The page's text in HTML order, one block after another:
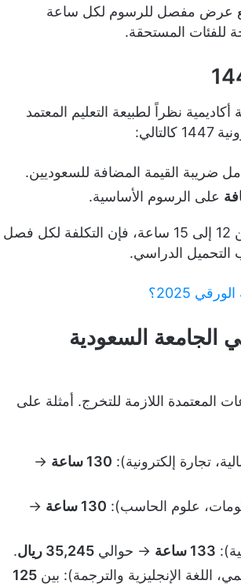
العام الدراسي 1447هـ (2025م)، مع عرض مفصل للرسوم لكل ساعة
للفئات المستحقة.
نظراً لطبيعة التعليم المعتمد
ضريبة القيمة المضافة للسعوديين.
على الرسوم الأساسية.
بما أن عدد ساعات الفصل الدراسي الواحد يتراوح عادة بين 12 إلى 15 ساعة، فإن التكلفة لكل فصل
الدراسي.
2025؟
الجامعة السعودية
اللازمة للتخرج. أمثلة على
تجارة إلكترونية): 130 ساعة
→
علوم الحاسب): 130 ساعة
→
133 ساعة → حوالي 35,245 ريال
.
اللغة الإنجليزية والترجمة): بين 125